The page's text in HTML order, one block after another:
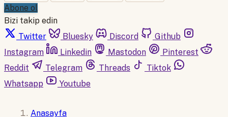
Abone ol
Bizi takip edin
Twitter
Bluesky Discord
Github
Instagram
Linkedin Mastodon
Pinterest
Reddit
Telegram Threads
Tiktok
Whatsapp
Youtube
Anasayfa